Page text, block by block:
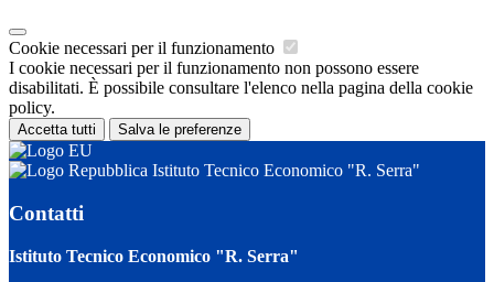
Cookie necessari per il funzionamento
I cookie necessari per il funzionamento non possono essere
disabilitati. È possibile consultare l'elenco nella pagina della cookie
policy.
Accetta tutti Salva le preferenze
Istituto Tecnico Economico "R. Serra"
Contatti
Istituto Tecnico Economico "R. Serra"